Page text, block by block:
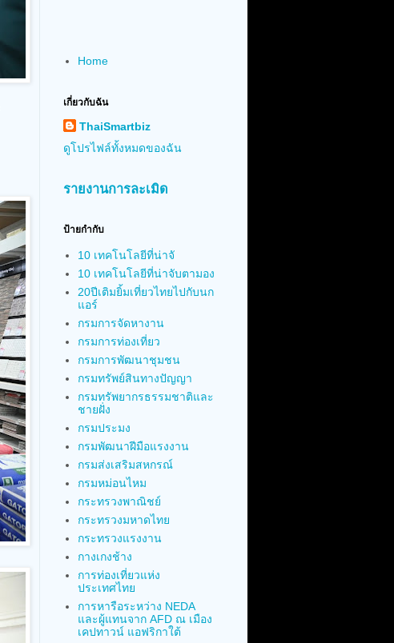
Home
เกี่ยวกับฉัน
ThaiSmartbiz
ดูโปรไฟล์ทั้งหมดของฉัน
รายงานการละเมิด
ป้ายกำกับ
10 เทคโนโลยีที่น่าจั
10 เทคโนโลยีที่น่าจับตามอง
20ปีเติมยิ้มเที่ยวไทยไปกับนก
แอร์
กรมการจัดหางาน
กรมการท่องเที่ยว
กรมการพัฒนาชุมชน
กรมทรัพย์สินทางปัญญา
กรมทรัพยากรธรรมชาติและ
ชายฝั่ง
กรมประมง
กรมพัฒนาฝีมือแรงงาน
กรมส่งเสริมสหกรณ์
กรมหม่อนไหม
กระทรวงพาณิชย์
กระทรวงมหาดไทย
กระทรวงแรงงาน
กางเกงช้าง
การท่องเที่ยวแห่ง
ประเทศไทย
การหารือระหว่าง NEDA
และผู้แทนจาก AFD ณ เมือง
เคปทาวน์ แอฟริกาใต้